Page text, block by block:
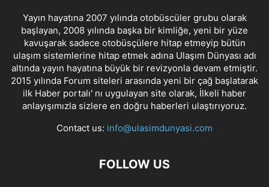
Yayın hayatına 2007 yılında otobüscüler grubu olarak
başlayan, 2008 yılında başka bir kimliğe, yeni bir yüze
kavuşarak sadece otobüsçülere hitap etmeyip bütün
ulaşım sistemlerine hitap etmek adına Ulaşım Dünyası adı
altında yayın hayatına büyük bir revizyonla devam etmiştir.
2015 yılında Forum siteleri arasında yeni bir çağ başlatarak
ilk Haber portalı' nı uygulayan site olarak, İlkeli haber
anlayışımızla sizlere en doğru haberleri ulaştırıyoruz.
Contact us: info@ulasimdunyasi.com
FOLLOW US